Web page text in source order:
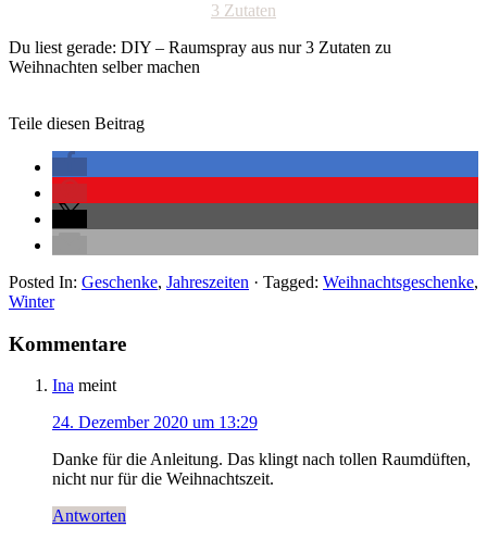
Du liest gerade: DIY – Raumspray aus nur 3 Zutaten zu
Weihnachten selber machen
Teile diesen Beitrag
Posted In: Geschenke, Jahreszeiten · Tagged: Weihnachtsgeschenke,
Winter
Kommentare
Ina meint
24. Dezember 2020 um 13:29
Danke für die Anleitung. Das klingt nach tollen Raumdüften,
nicht nur für die Weihnachtszeit.
Antworten